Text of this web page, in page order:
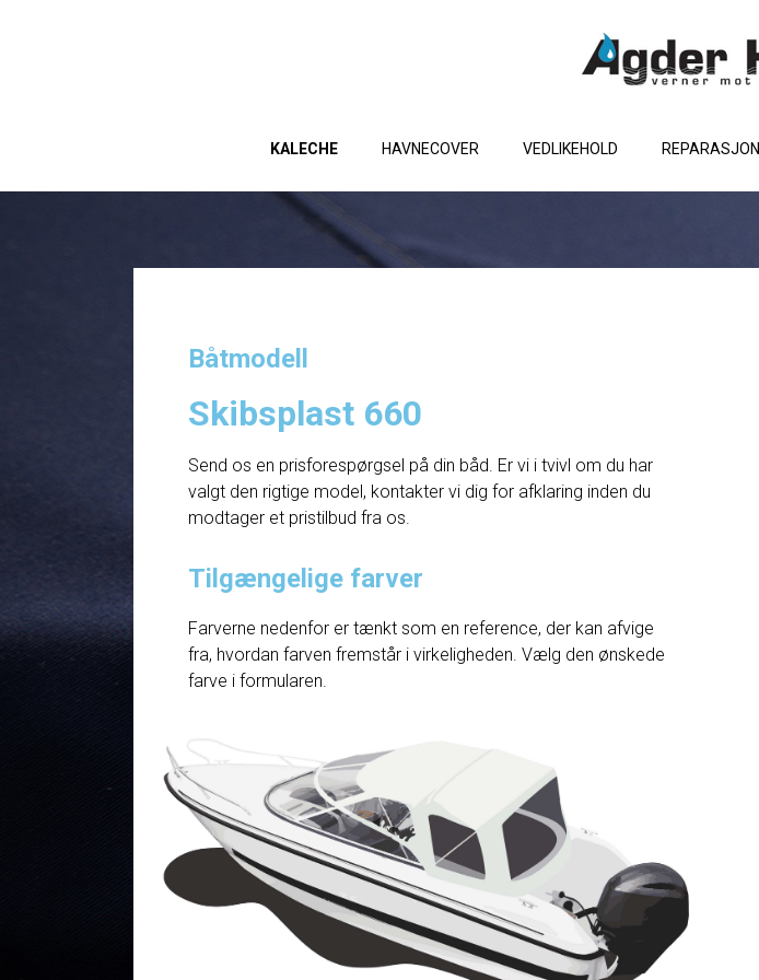
KALECHE HAVNECOVER VEDLIKEHOLD REPARASJON
Båtmodell
Skibsplast 660
Send os en prisforespørgsel på din båd. Er vi i tvivl om du har
valgt den rigtige model, kontakter vi dig for afklaring inden du
modtager et pristilbud fra os.
Tilgængelige farver
Farverne nedenfor er tænkt som en reference, der kan afvige
fra, hvordan farven fremstår i virkeligheden. Vælg den ønskede
farve i formularen.